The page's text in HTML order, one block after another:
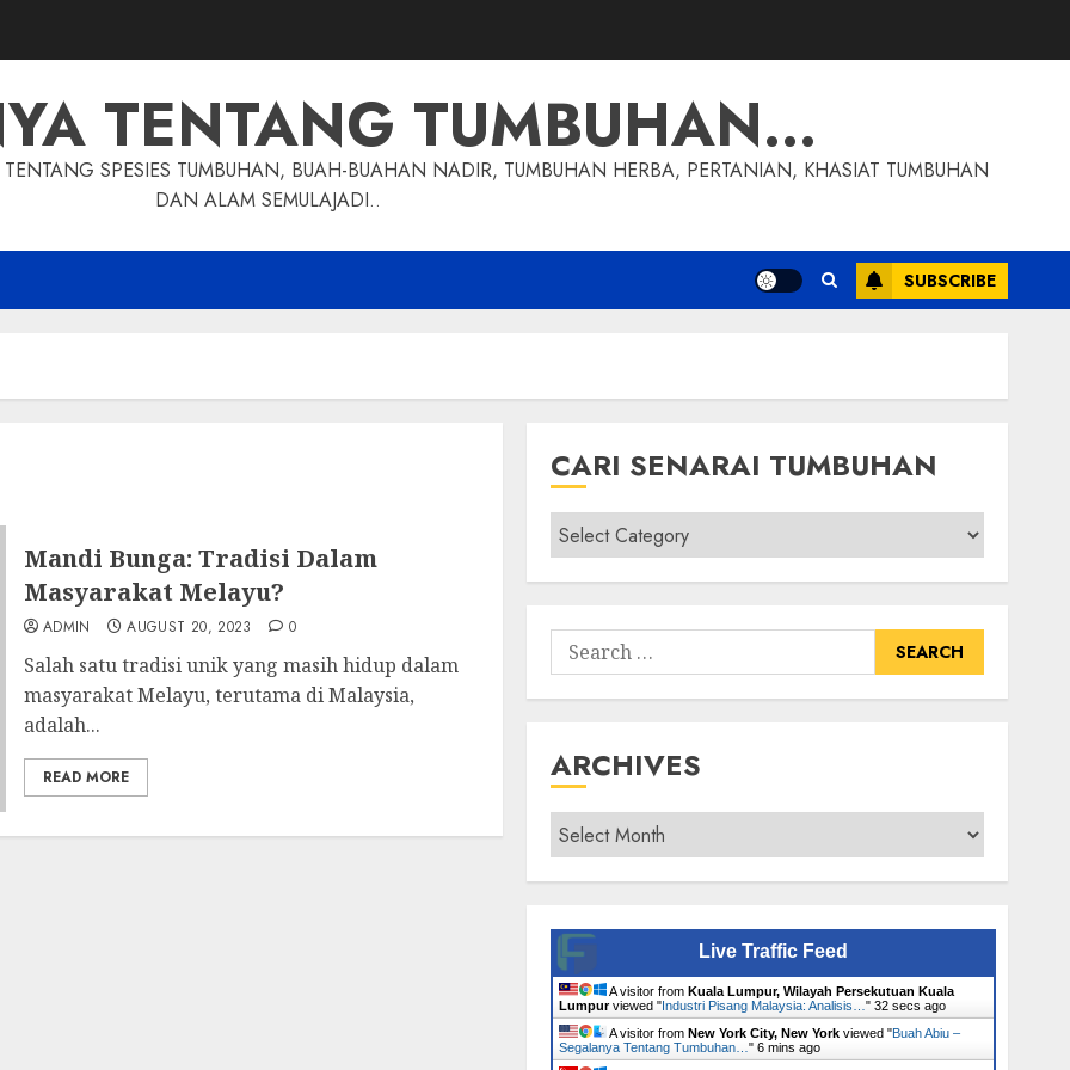
TENTANG TUMBUHAN…
SPESIES TUMBUHAN, BUAH-BUAHAN NADIR, TUMBUHAN HERBA, PERTANIAN, KHASIAT TUMBUHAN
DAN ALAM SEMULAJADI..
SUBSCRIBE
Mandi Bunga: Tradisi Dalam
Masyarakat Melayu?
ADMIN AUGUST 20, 2023 0
Salah satu tradisi unik yang masih hidup dalam
masyarakat Melayu, terutama di Malaysia,
adalah...
READ MORE
CARI SENARAI TUMBUHAN
Cari
Senarai
Tumbuhan
Search
for:
ARCHIVES
Archives
Live Traffic Feed
A visitor from Kuala Lumpur, Wilayah Persekutuan Kuala
Lumpurviewed "Industri Pisang Malaysia: Analisis… " 33 secs ago
A visitor from New York City, New Yorkviewed "Buah Abiu –
Segalanya Tentang Tumbuhan… " 6 mins ago